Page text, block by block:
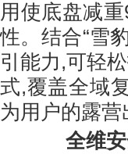
用使底盘减
性。结合“雪
引能力,可轻
式,覆盖全域
为用户的露
全维安